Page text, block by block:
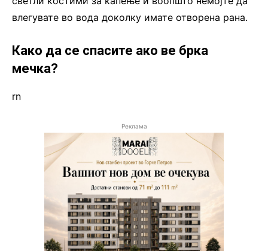
влегувате во вода доколку имате отворена рана.
Како да се спасите ако ве брка
мечка?
rn
Реклама